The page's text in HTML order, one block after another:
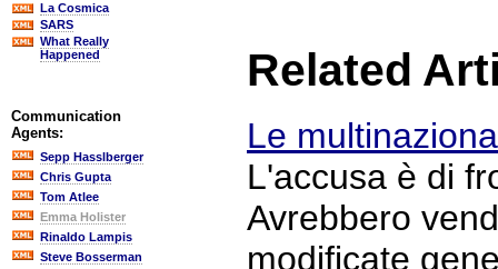
La Cosmica
SARS
What Really
Happened
Communication
Agents:
Sepp Hasslberger
Chris Gupta
Tom Atlee
Emma Holister
Rinaldo Lampis
Steve Bosserman
Related
Le
L'accusa è di
Avrebbero
modificate